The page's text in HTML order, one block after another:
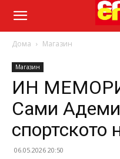
Дома Магазин
Магазин
ИН
Сами Адеми
спортското
06.05.2026 20:50